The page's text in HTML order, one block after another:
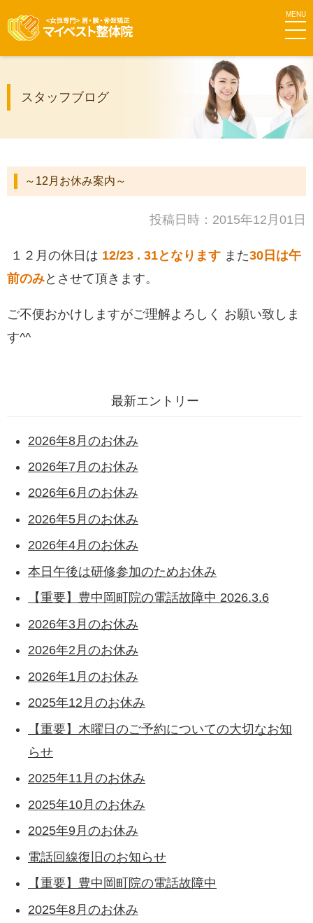
ト整体院
グループ
スタッフブログ
～12月お休み案内～
投稿日時：2015年12月01日
１２月の休日は 12/23 . 31となります また30日は午
前のみとさせて頂きます。
ご不便おかけしますがご理解よろしく お願い致しま
す^^
最新エントリー
2026年8月のお休み
2026年7月のお休み
2026年6月のお休み
2026年5月のお休み
2026年4月のお休み
本日午後は研修参加のためお休み
【重要】豊中岡町院の電話故障中 2026.3.6
2026年3月のお休み
2026年2月のお休み
2026年1月のお休み
2025年12月のお休み
【重要】木曜日のご予約についての大切なお知
らせ
2025年11月のお休み
2025年10月のお休み
2025年9月のお休み
電話回線復旧のお知らせ
【重要】豊中岡町院の電話故障中
2025年8月のお休み